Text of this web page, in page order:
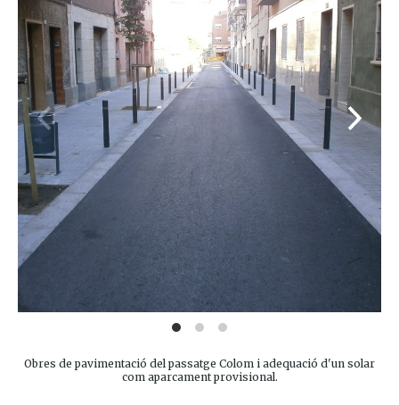
Obres de pavimentació del passatge Colom i adequació d'un solar
com aparcament provisional.